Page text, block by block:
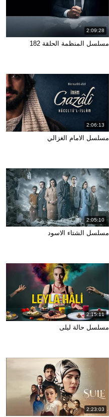
2:09:28
مسلسل المنظمة الحلقة 182
2:06:13
مسلسل الامام الغزالي
2:05:10
مسلسل الشتاء الاسود
2:15:11
مسلسل حالة ليلى
2:23:03